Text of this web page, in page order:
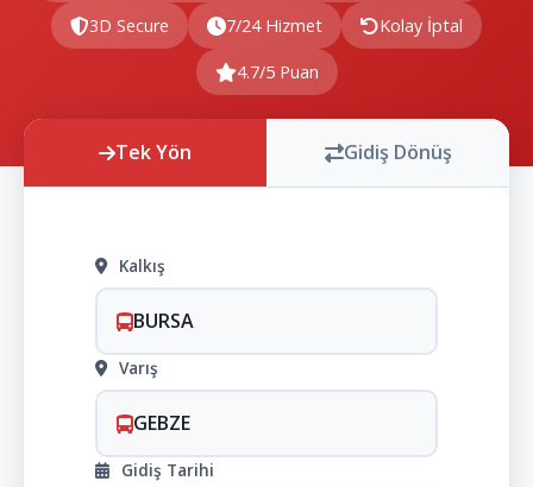
3D Secure 7/24 Hizmet Kolay İptal
4.7/5 Puan
Tek Yön Gidiş Dönüş
Kalkış
BURSA
Varış
GEBZE
Gidiş Tarihi